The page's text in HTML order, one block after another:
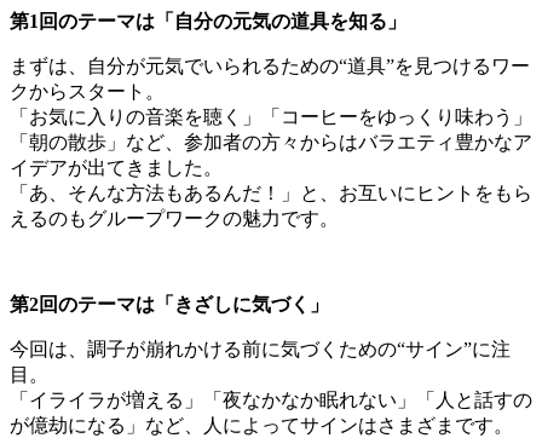
第1回のテーマは「自分の元気の道具を知る」
まずは、自分が元気でいられるための“道具”を見つけるワー
クからスタート。
「お気に入りの音楽を聴く」「コーヒーをゆっくり味わう」
「朝の散歩」など、参加者の方々からはバラエティ豊かなア
イデアが出てきました。
「あ、そんな方法もあるんだ！」と、お互いにヒントをもら
えるのもグループワークの魅力です。
第2回のテーマは「きざしに気づく」
今回は、調子が崩れかける前に気づくための“サイン”に注
目。
「イライラが増える」「夜なかなか眠れない」「人と話すの
が億劫になる」など、人によってサインはさまざまです。